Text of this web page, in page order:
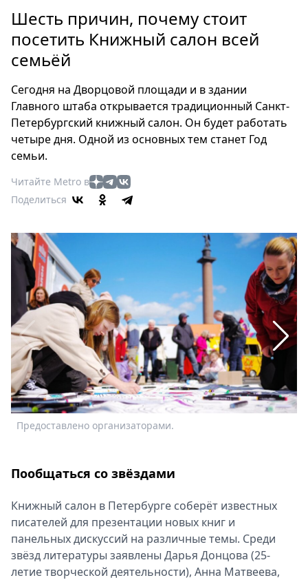
Россия
Мир
Здоровье
Туризм
Мода
Театр
Афиша
Книги
Пресс-
О
Metro
Стримы
Спецпроекты
Звезды
Выборы
2026
Скачай
Metro
Шесть причин, почему стоит
посетить Книжный салон всей
семьёй
Сегодня на Дворцовой площади и в здании
Главного штаба открывается традиционный Cанкт-
Петербургский книжный салон. Он будет работать
четыре дня. Одной из основных тем станет Год
семьи.
Читайте Metro в
Поделиться
Предоставлено организаторами.
Пообщаться со звёздами
Книжный салон в Петербурге соберёт известных
писателей для презентации новых книг и
панельных дискуссий на различные темы. Среди
звёзд литературы заявлены Дарья Донцова (25-
летие творческой деятельности), Анна Матвеева,